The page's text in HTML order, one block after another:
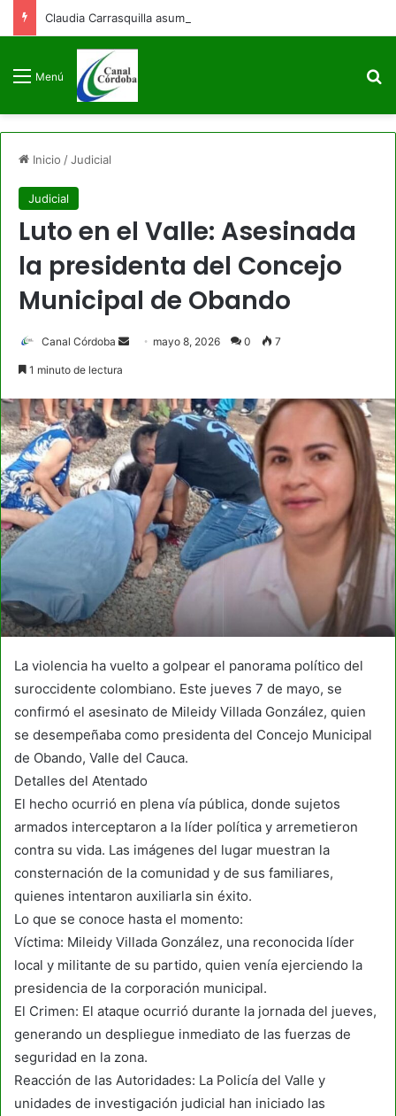
Claudia Carrasquilla asume como viceministra de Defensa
Menú
Inicio /Judicial
Judicial
Luto en el Valle: Asesinada
la presidenta del Concejo
Municipal de Obando
Canal Córdoba
Send mayo 8, 2026 0 7
1 minuto de lectura
La violencia ha vuelto a golpear el panorama político del
suroccidente colombiano. Este jueves 7 de mayo, se
confirmó el asesinato de Mileidy Villada González, quien
se desempeñaba como presidenta del Concejo Municipal
de Obando, Valle del Cauca.
Detalles del Atentado
El hecho ocurrió en plena vía pública, donde sujetos
armados interceptaron a la líder política y arremetieron
contra su vida. Las imágenes del lugar muestran la
consternación de la comunidad y de sus familiares,
quienes intentaron auxiliarla sin éxito.
Lo que se conoce hasta el momento:
Víctima: Mileidy Villada González, una reconocida líder
local y militante de su partido, quien venía ejerciendo la
presidencia de la corporación municipal.
El Crimen: El ataque ocurrió durante la jornada del jueves,
generando un despliegue inmediato de las fuerzas de
seguridad en la zona.
Reacción de las Autoridades: La Policía del Valle y
unidades de investigación judicial han iniciado las